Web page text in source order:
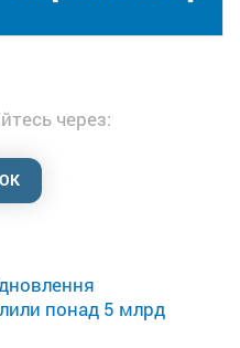
понад 5 млрд
через: